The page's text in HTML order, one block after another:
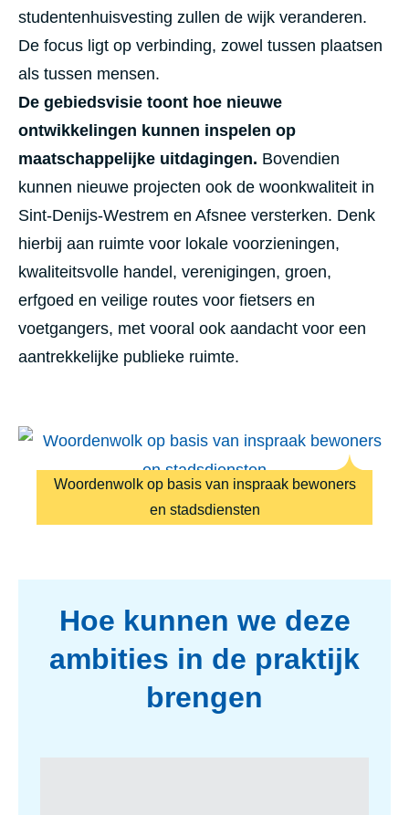
studentenhuisvesting zullen de wijk veranderen.
De focus ligt op verbinding, zowel tussen plaatsen
als tussen mensen.
De gebiedsvisie toont hoe nieuwe
ontwikkelingen kunnen inspelen op
maatschappelijke uitdagingen. Bovendien
kunnen nieuwe projecten ook de woonkwaliteit in
Sint-Denijs-Westrem en Afsnee versterken. Denk
hierbij aan ruimte voor lokale voorzieningen,
kwaliteitsvolle handel, verenigingen, groen,
erfgoed en veilige routes voor fietsers en
voetgangers, met vooral ook aandacht voor een
aantrekkelijke publieke ruimte.
Woordenwolk op basis van inspraak bewoners
en stadsdiensten
programma
Hoe kunnen we deze
ambities in de praktijk
brengen